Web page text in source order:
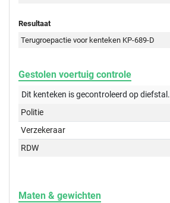
Resultaat
Terugroepactie voor kenteken KP-689-D
Gestolen voertuig controle
Dit kenteken is gecontroleerd opdiefstal.
Politie
Verzekeraar
RDW
Maten & gewichten